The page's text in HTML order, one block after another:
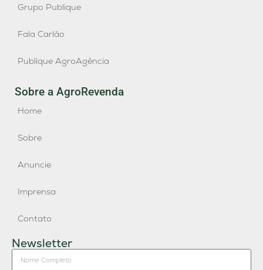
Grupo Publique
Fala Carlão
Publique AgroAgência
Sobre a AgroRevenda
Home
Sobre
Anuncie
Imprensa
Contato
Newsletter